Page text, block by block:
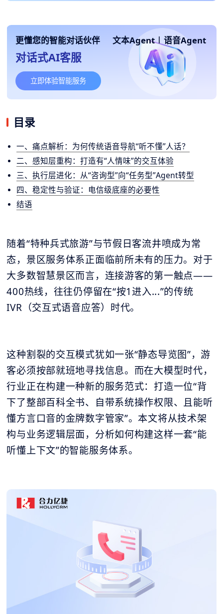
更懂您的智能对话伙伴 文本Agent | 语音Agent
对话式AI客服
立即体验智能服务
目录
一、痛点解析：为何传统语音导航“听不懂”人话？
二、感知层重构：打造有“人情味”的交互体验
三、执行层进化：从“咨询型”向“任务型”Agent转型
四、稳定性与验证：电信级底座的必要性
结语
随着“特种兵式旅游”与节假日客流井喷成为常
态，景区服务体系正面临前所未有的压力。对于
大多数智慧景区而言，连接游客的第一触点——
400热线，往往仍停留在“按1进入...”的传统
IVR（交互式语音应答）时代。
这种割裂的交互模式犹如一张“静态导览图”，游
客必须按部就班地寻找信息。而在大模型时代，
行业正在构建一种新的服务范式：打造一位“背
下了整部百科全书、自带系统操作权限、且能听
懂方言口音的金牌数字管家”。本文将从技术架
构与业务逻辑层面，分析如何构建这样一套“能
听懂上下文”的智能服务体系。